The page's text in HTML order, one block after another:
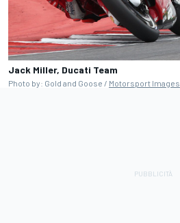
Jack Miller, Ducati Team
Photo by: Gold and Goose / Motorsport Images